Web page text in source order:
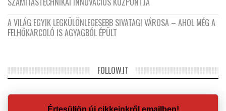
A VILÁG EGYIK LEGKÜLÖNLEGESEBB SIVATAGI VÁROSA – AHOL MÉG A
FELHŐKARCOLÓ IS AGYAGBÓL ÉPÜLT
FOLLOW.IT
Értesüljön új cikkeinkről emailben!